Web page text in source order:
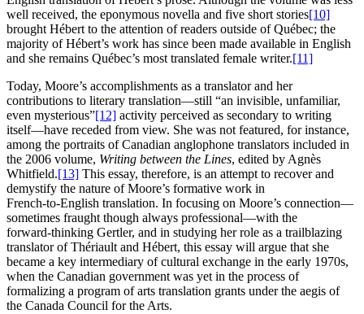
well received, the eponymous novella and five short stories[10]
brought Hébert to the attention of readers outside of Québec; the
majority of Hébert’s work has since been made available in English
and she remains Québec’s most translated female writer.[11]
Today, Moore’s accomplishments as a translator and her
contributions to literary translation—still “an invisible, unfamiliar,
even mysterious”[12] activity perceived as secondary to writing
itself—have receded from view. She was not featured, for instance,
among the portraits of Canadian anglophone translators included in
the 2006 volume, Writing between the Lines, edited by Agnès
Whitfield.[13] This essay, therefore, is an attempt to recover and
demystify the nature of Moore’s formative work in
French‑to‑English translation. In focusing on Moore’s connection—
sometimes fraught though always professional—with the
forward‑thinking Gertler, and in studying her role as a trailblazing
translator of Thériault and Hébert, this essay will argue that she
became a key intermediary of cultural exchange in the early 1970s,
when the Canadian government was yet in the process of
formalizing a program of arts translation grants under the aegis of
the Canada Council for the Arts.